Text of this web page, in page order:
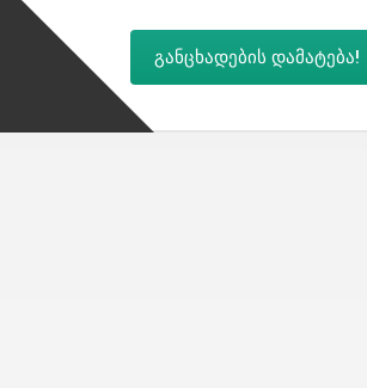
განცხადების დამატება!